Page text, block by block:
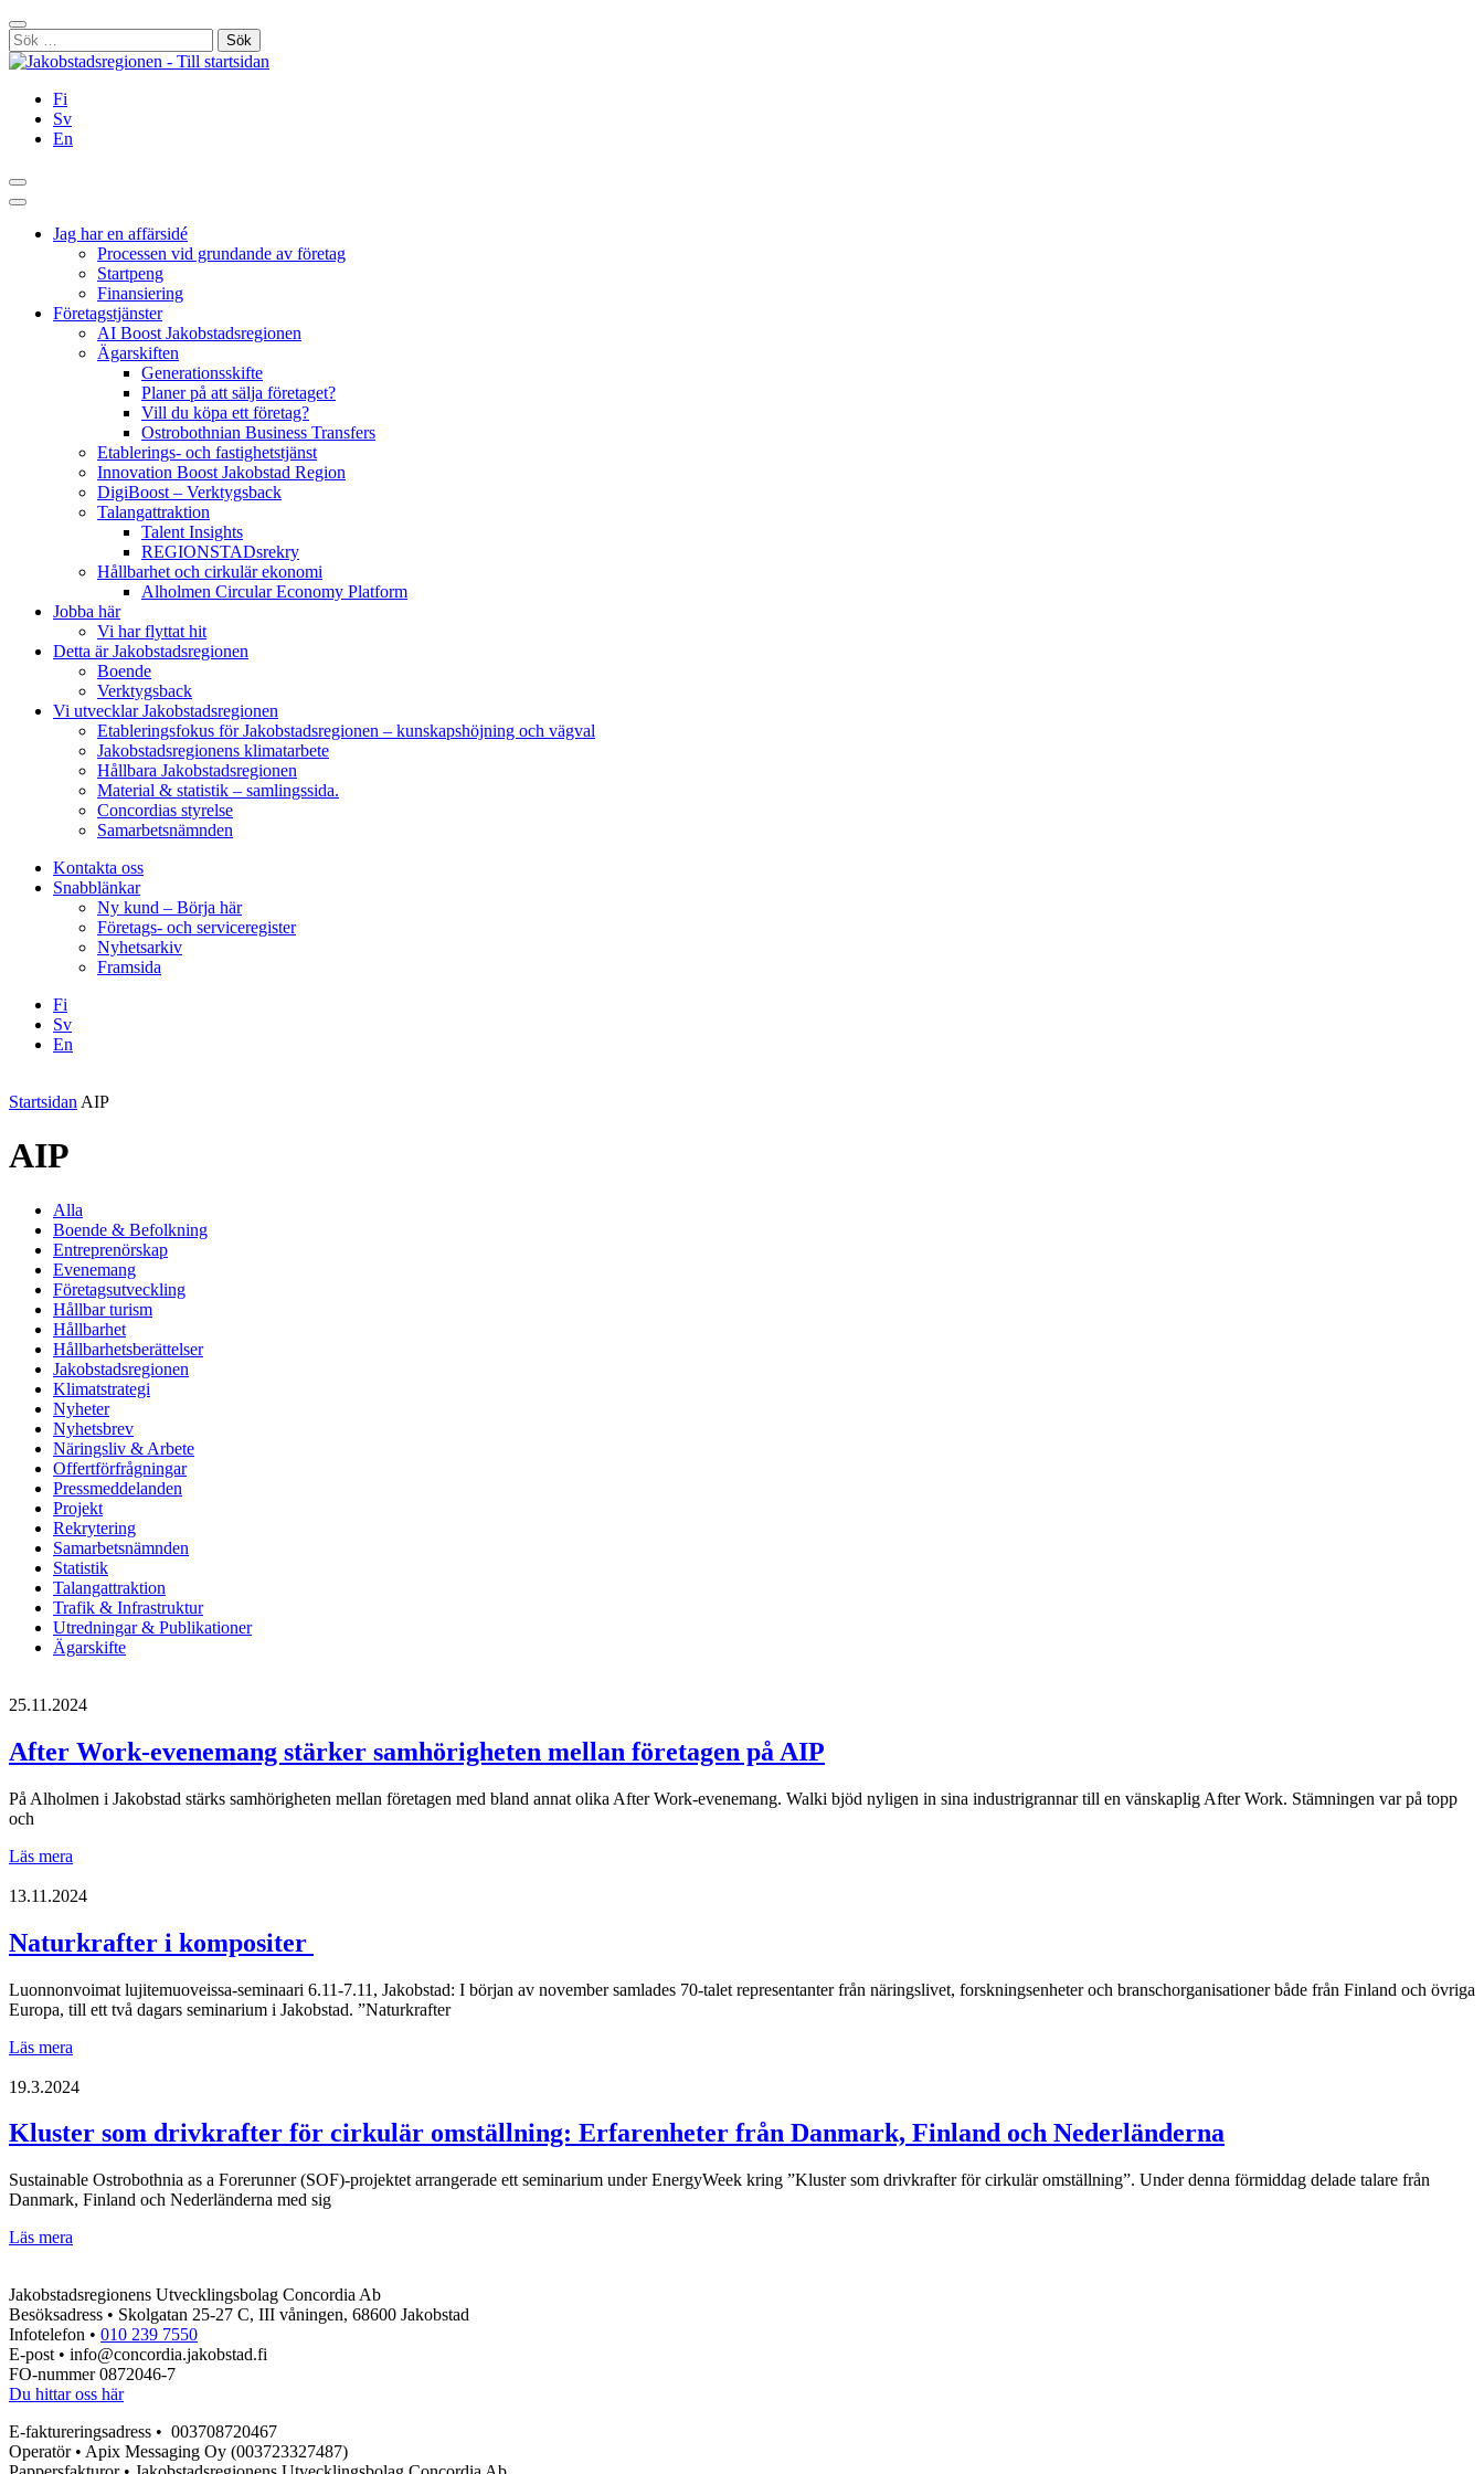
Hoppa
till
innehållet
Stäng
Sök
efter:
Fi
Sv
En
Sök
Huvudmeny
Jag har en affärsidé
Processen vid grundande av företag
Startpeng
Finansiering
Företagstjänster
AI Boost Jakobstadsregionen
Ägarskiften
Generationsskifte
Planer på att sälja företaget?
Vill du köpa ett företag?
Ostrobothnian Business Transfers
Etablerings- och fastighetstjänst
Innovation Boost Jakobstad Region
DigiBoost – Verktygsback
Talangattraktion
Talent Insights
REGIONSTADsrekry
Hållbarhet och cirkulär ekonomi
Alholmen Circular Economy Platform
Jobba här
Vi har flyttat hit
Detta är Jakobstadsregionen
Boende
Verktygsback
Vi utvecklar Jakobstadsregionen
Etableringsfokus för Jakobstadsregionen – kunskapshöjning och vägval
Jakobstadsregionens klimatarbete
Hållbara Jakobstadsregionen
Material & statistik – samlingssida.
Concordias styrelse
Samarbetsnämnden
Kontakta oss
Snabblänkar
Ny kund – Börja här
Företags- och serviceregister
Nyhetsarkiv
Framsida
Fi
Sv
En
Startsidan AIP
AIP
Alla
Boende & Befolkning
Entreprenörskap
Evenemang
Företagsutveckling
Hållbar turism
Hållbarhet
Hållbarhetsberättelser
Jakobstadsregionen
Klimatstrategi
Nyheter
Nyhetsbrev
Näringsliv & Arbete
Offertförfrågningar
Pressmeddelanden
Projekt
Rekrytering
Samarbetsnämnden
Statistik
Talangattraktion
Trafik & Infrastruktur
Utredningar & Publikationer
Ägarskifte
25.11.2024
After Work-evenemang stärker samhörigheten mellan företagen på AIP
På Alholmen i Jakobstad stärks samhörigheten mellan företagen med bland annat olika After Work-evenemang. Walki bjöd nyligen in sina industrigrannar till en vänskaplig After Work. Stämningen var på topp
och
Läs mera
evenemang
samhörigheten
mellan
på
AIP
13.11.2024
Naturkrafter i kompositer
Luonnonvoimat lujitemuoveissa-seminaari 6.11-7.11, Jakobstad: I början av november samlades 70-talet representanter från näringslivet, forskningsenheter och branschorganisationer både från Finland och övriga
Europa, till ett två dagars seminarium i Jakobstad. ”Naturkrafter
Läs mera
kompositer
19.3.2024
Kluster som drivkrafter för cirkulär omställning: Erfarenheter från Danmark, Finland och Nederländerna
Sustainable Ostrobothnia as a Forerunner (SOF)-projektet arrangerade ett seminarium under EnergyWeek kring ”Kluster som drivkrafter för cirkulär omställning”. Under denna förmiddag delade talare från
Danmark, Finland och Nederländerna med sig
Läs mera
för
cirkulär
omställning:
Erfarenheter
från
Danmark,
och
Nederländerna
Jakobstadsregionens Utvecklingsbolag Concordia Ab
Besöksadress • Skolgatan 25-27 C, III våningen, 68600 Jakobstad
Infotelefon • 010 239 7550
E-post • info@concordia.jakobstad.fi
FO-nummer 0872046-7
Du hittar oss här
E-faktureringsadress • 003708720467
Operatör • Apix Messaging Oy (003723327487)